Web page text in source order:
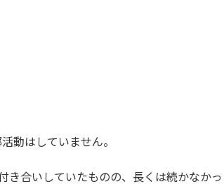
動はしていません。
合いしていたものの、長くは続かなかっ